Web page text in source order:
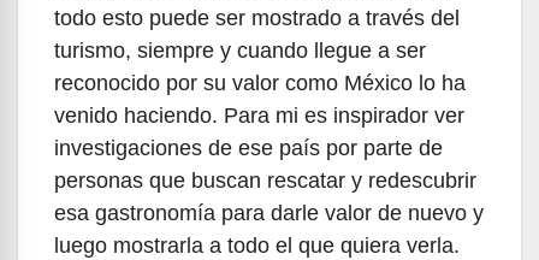
todo esto puede ser mostrado a través del
turismo, siempre y cuando llegue a ser
reconocido por su valor como México lo ha
venido haciendo. Para mi es inspirador ver
investigaciones de ese país por parte de
personas que buscan rescatar y redescubrir
esa gastronomía para darle valor de nuevo y
luego mostrarla a todo el que quiera verla.